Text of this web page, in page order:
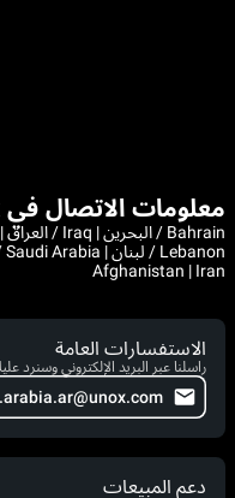
معلومات الاتصال في Unox الشرق الأوسط
Afghanistan | Iran
الاستفسارات العامة
راسلنا عبر البريد الإلكتروني
دعم المبيعات